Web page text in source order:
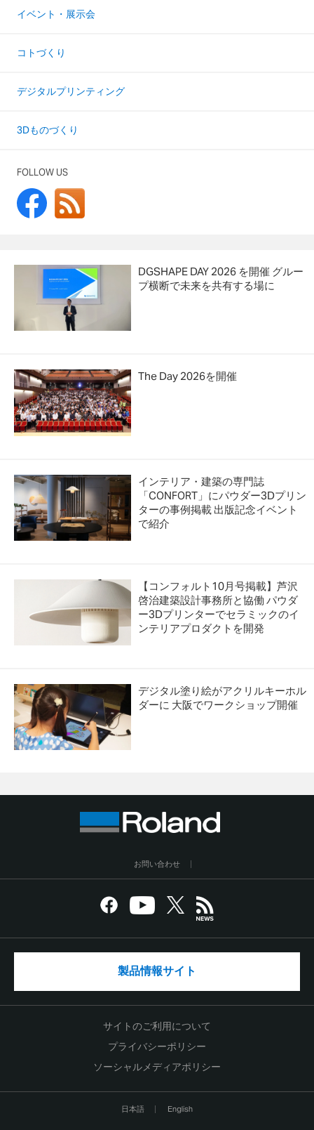
イベント・展示会
コトづくり
デジタルプリンティング
3Dものづくり
FOLLOW US
DGSHAPE DAY 2026 を開催 グルー
プ横断で未来を共有する場に
The Day 2026を開催
インテリア・建築の専門誌
「CONFORT」にパウダー3Dプリン
ターの事例掲載 出版記念イベント
で紹介
【コンフォルト10月号掲載】芦沢
啓治建築設計事務所と協働 パウダ
ー3Dプリンターでセラミックのイ
ンテリアプロダクトを開発
デジタル塗り絵がアクリルキーホル
ダーに 大阪でワークショップ開催
お問い合わせ
製品情報サイト
サイトのご利用について
プライバシーポリシー
ソーシャルメディアポリシー
日本語 English